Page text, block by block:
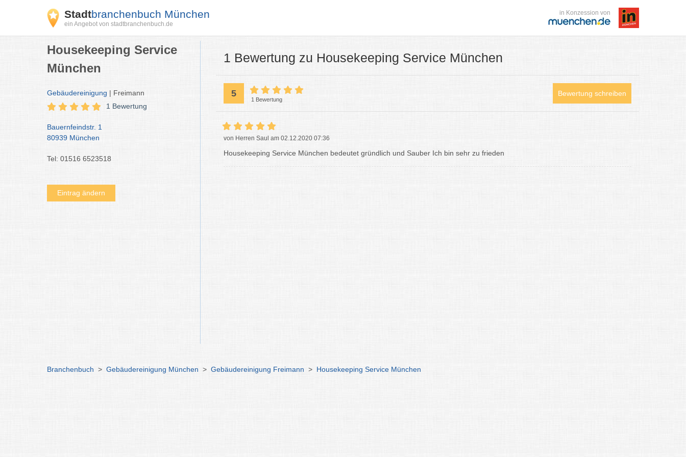
Stadtbranchenbuch München
ein Angebot von stadtbranchenbuch.de
in Konzession von
Housekeeping Service
München
Gebäudereinigung | Freimann
1 Bewertung
Bauernfeindstr. 1
80939 München
Tel: 01516 6523518
Eintrag ändern
1 Bewertung zu Housekeeping Service München
5
1 Bewertung
Bewertung schreiben
von Herren Saul am 02.12.2020 07:36
Housekeeping Service München bedeutet gründlich und Sauber Ich bin sehr zu frieden
Branchenbuch > Gebäudereinigung München > Gebäudereinigung Freimann > Housekeeping Service München